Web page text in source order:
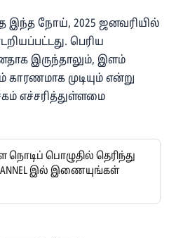
இந்த நோய், 2025 ஜனவரியில்
பெரிய
இருந்தாலும், இளம்
காரணமாக முடியும் என்று
எச்சரித்துள்ளமை
பொழுதில் தெரிந்து
இல் இணையுங்கள்